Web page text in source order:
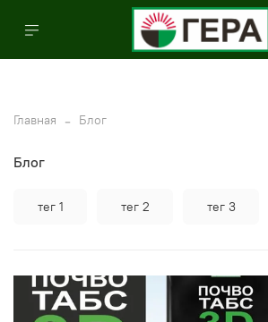
Главная Блог
Блог
тег 1 тег 2 тег 3